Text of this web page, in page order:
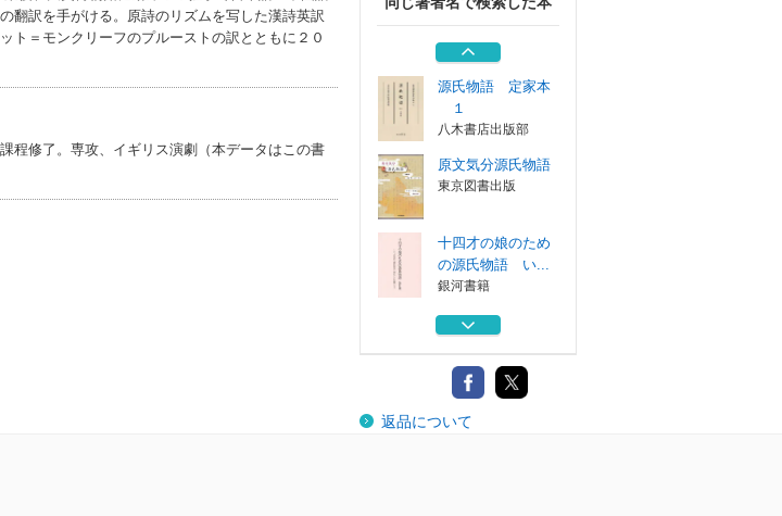
翻訳を手がける。原詩のリズムを写した漢詩英訳
ト＝モンクリーフのプルーストの訳とともに２０
程修了。専攻、イギリス演劇（本データはこの書
絵本源氏物語
武蔵野書院
源氏物語 定家本
１
八木書店出版部
原文気分源氏物語
東京図書出版
十四才の娘のため
の源氏物語 い...
銀河書籍
正訳源氏物語 本
勉誠社 〔東京...
絵本源氏物語
武蔵野書院
返品について